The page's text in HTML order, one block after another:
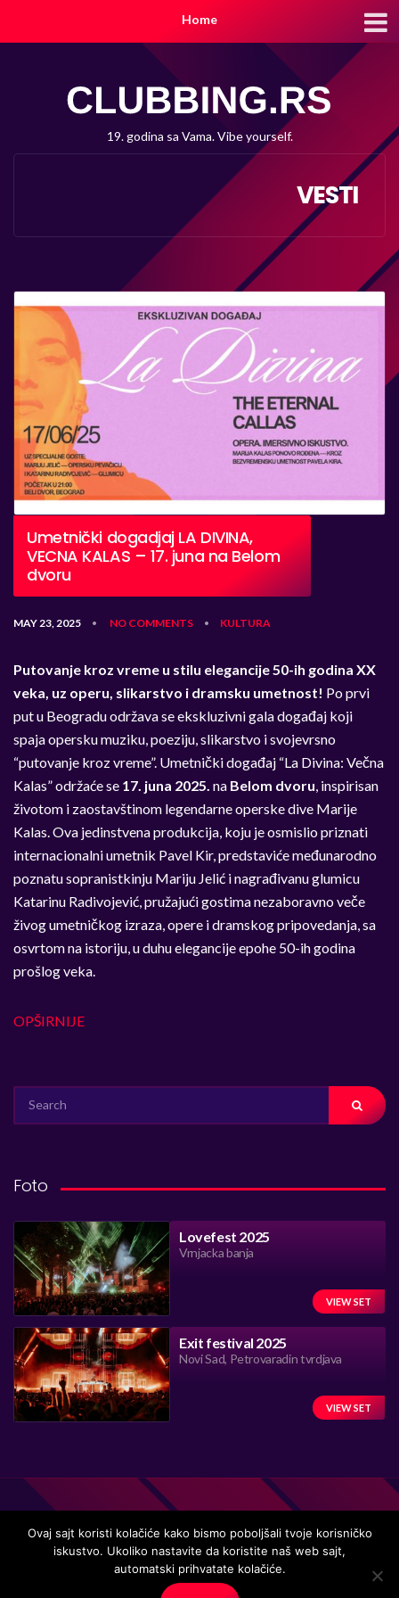
Home
19. godina sa Vama. Vibe yourself.
VESTI
Umetnički dogadjaj LA DIVINA,
VECNA KALAS – 17. juna na Belom
dvoru
MAY 23, 2025 • NO COMMENTS • KULTURA
Putovanje kroz vreme u stilu elegancije 50-ih godina XX
veka, uz operu, slikarstvo i dramsku umetnost! Po prvi
put u Beogradu održava se ekskluzivni gala događaj koji
spaja opersku muziku, poeziju, slikarstvo i svojevrsno
“putovanje kroz vreme”. Umetnički događaj “La Divina: Večna
Kalas” održaće se 17. juna 2025. na Belom dvoru , inspirisan
životom i zaostavštinom legendarne operske dive Marije
Kalas. Ova jedinstvena produkcija, koju je osmislio priznati
internacionalni umetnik Pavel Kir, predstaviće međunarodno
poznatu sopranistkinju Mariju Jelić i nagrađivanu glumicu
Katarinu Radivojević, pružajući gostima nezaboravno veče
živog umetničkog izraza, opere i dramskog pripovedanja, sa
osvrtom na istoriju, u duhu elegancije epohe 50-ih godina
prošlog veka.
OPŠIRNIJE
FOR:
Foto
Lovefest 2025
Vrnjacka banja
VIEW SET
Exit festival 2025
Novi Sad, Petrovaradin tvrdjava
VIEW SET
Handmade in Serbia 15 years ago, while listening to the great
Ovaj sajt koristi kolačiće kako bismo poboljšali tvoje korisničko
iskustvo. Ukoliko nastavite da koristite naš web sajt,
automatski prihvatate kolačiće.